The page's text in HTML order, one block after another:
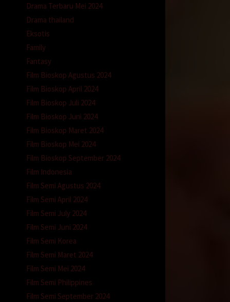
Drama Terbaru Mei 2024
Drama thailand
Eksotis
Family
Fantasy
Film Bioskop Agustus 2024
Film Bioskop April 2024
Film Bioskop Juli 2024
Film Bioskop Juni 2024
Film Bioskop Maret 2024
Film Bioskop Mei 2024
Film Bioskop September 2024
Film Indonesia
Film Semi Agustus 2024
Film Semi April 2024
Film Semi July 2024
Film Semi Juni 2024
Film Semi Korea
Film Semi Maret 2024
Film Semi Mei 2024
Film Semi Philippines
Film Semi September 2024